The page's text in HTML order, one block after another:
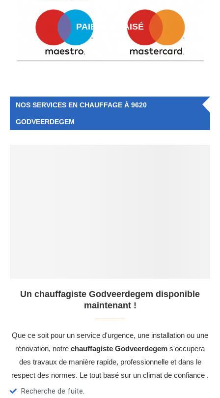
PAIEMENT AISÉ
NOS SERVICES EN CHAUFFAGE À 9620
GODVEERDEGEM
Un chauffagiste Godveerdegem disponible
maintenant !
Que ce soit pour un service d'urgence, une installation ou une
rénovation, notre chauffagiste Godveerdegem s'occupera
des travaux de manière rapide, professionnelle et dans le
respect des normes. Le tout basé sur un climat de confiance .
Recherche de fuite.